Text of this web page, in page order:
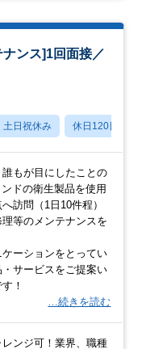
ンス]1回面接／
土日祝休み 休日120日以上
もが目にしたことの
ドの衛生製品を使用
訪問（1日10件程）
等のメンテナンスを
ーションをとってい
サービスをご提案い
！
…続きを読む
ンジ可！業界、職種